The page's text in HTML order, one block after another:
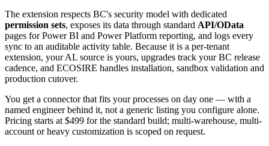
The extension respects BC's security model with dedicated
permission sets, exposes its data through standard API/OData
pages for Power BI and Power Platform reporting, and logs every
sync to an auditable activity table. Because it is a per-tenant
extension, your AL source is yours, upgrades track your BC release
cadence, and ECOSIRE handles installation, sandbox validation and
production cutover.
You get a connector that fits your processes on day one — with a
named engineer behind it, not a generic listing you configure alone.
Pricing starts at $499 for the standard build; multi-warehouse, multi-
account or heavy customization is scoped on request.